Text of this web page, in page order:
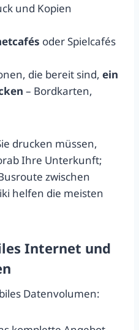
und Kopien
oder Spielcafés
die bereit sind, ein
– Bordkarten,
drucken müssen,
Ihre Unterkunft;
zwischen
helfen die meisten
Internet und
Datenvolumen: